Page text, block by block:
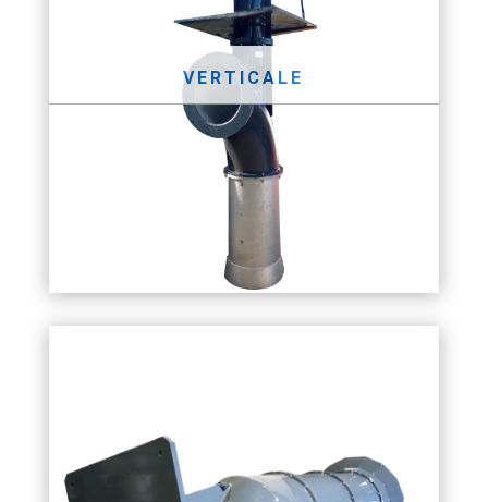
VERTICALE